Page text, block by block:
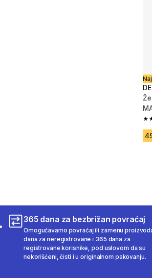
365 dana za bezbrižan povraćaj
Omogućavamo povraćaj ili zamenu
dana za neregistrovane i 365 dana za
registrovane korisnike, pod uslovom da su
nekorišćeni, čisti i u originalnom pakovanju.